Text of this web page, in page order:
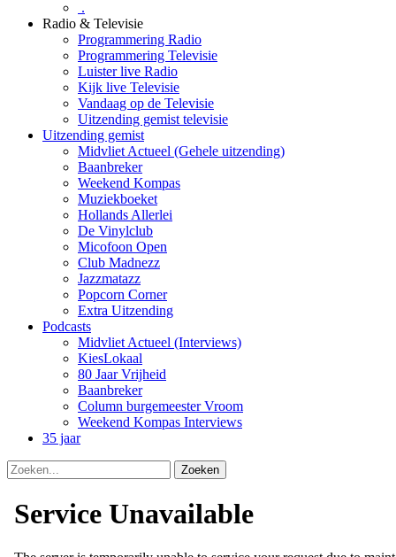
.
Radio & Televisie
Programmering Radio
Programmering Televisie
Luister live Radio
Kijk live Televisie
Vandaag op de Televisie
Uitzending gemist televisie
Uitzending gemist
Midvliet Actueel (Gehele uitzending)
Baanbreker
Weekend Kompas
Muziekboeket
Hollands Allerlei
De Vinylclub
Micofoon Open
Club Madnezz
Jazzmatazz
Popcorn Corner
Extra Uitzending
Podcasts
Midvliet Actueel (Interviews)
KiesLokaal
80 Jaar Vrijheid
Baanbreker
Column burgemeester Vroom
Weekend Kompas Interviews
35 jaar
Zoeken